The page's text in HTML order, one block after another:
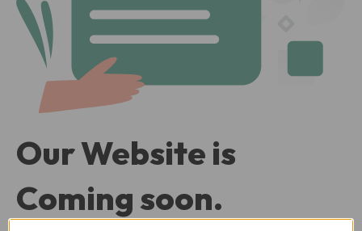
Our Website is
Coming soon.